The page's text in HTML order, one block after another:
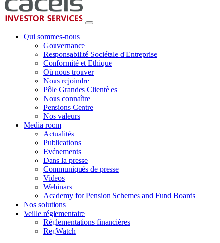
Qui sommes-nous
Gouvernance
Responsabilité Sociétale d'Entreprise
Conformité et Ethique
Où nous trouver
Nous rejoindre
Pôle Grandes Clientèles
Nous connaître
Pensions Centre
Nos valeurs
Media room
Actualités
Publications
Evénements
Dans la presse
Communiqués de presse
Videos
Webinars
Academy for Pension Schemes and Fund Boards
Nos solutions
Veille réglementaire
Réglementations financières
RegWatch